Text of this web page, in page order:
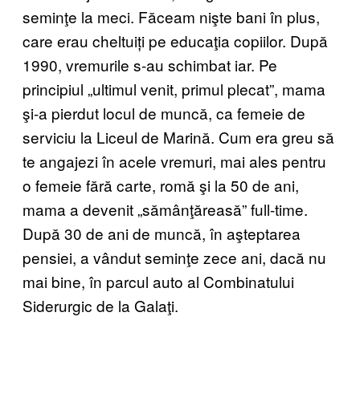
seminţe la meci. Făceam nişte bani în plus,
care erau cheltuiți pe educaţia copiilor. După
1990, vremurile s-au schimbat iar. Pe
principiul „ultimul venit, primul plecat”, mama
şi-a pierdut locul de muncă, ca femeie de
serviciu la Liceul de Marină. Cum era greu să
te angajezi în acele vremuri, mai ales pentru
o femeie fără carte, romă şi la 50 de ani,
mama a devenit „sămânţăreasă” full-time.
După 30 de ani de muncă, în aşteptarea
pensiei, a vândut seminţe zece ani, dacă nu
mai bine, în parcul auto al Combinatului
Siderurgic de la Galaţi.